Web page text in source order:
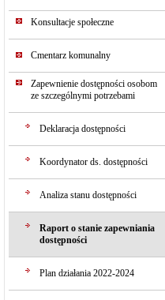
Konsultacje społeczne
Cmentarz komunalny
Zapewnienie dostępności osobom
ze szczególnymi potrzebami
Deklaracja dostępności
Koordynator ds. dostępności
Analiza stanu dostępności
Raport o stanie zapewniania
dostępności
Plan działania 2022-2024